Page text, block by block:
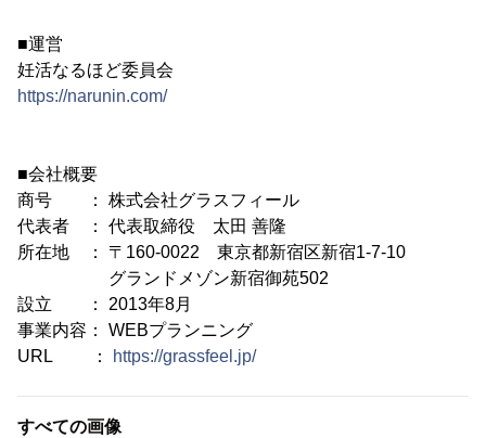
■運営
妊活なるほど委員会
https://narunin.com/
■会社概要
商号 ： 株式会社グラスフィール
代表者 ： 代表取締役 太田 善隆
所在地 ： 〒160-0022 東京都新宿区新宿1-7-10
グランドメゾン新宿御苑502
設立 ： 2013年8月
事業内容： WEBプランニング
URL ：
https://grassfeel.jp/
すべての画像